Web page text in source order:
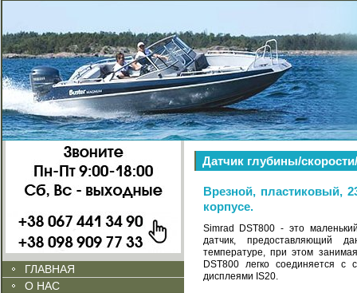
ГЛАВНАЯ
О НАС
Датчик глубины/
Врезной, пластиковый,
корпусе.
Simrad DST800 - это
датчик, предоставляющий
температуре, при этом
DST800 легко соединяется
дисплеями IS20.